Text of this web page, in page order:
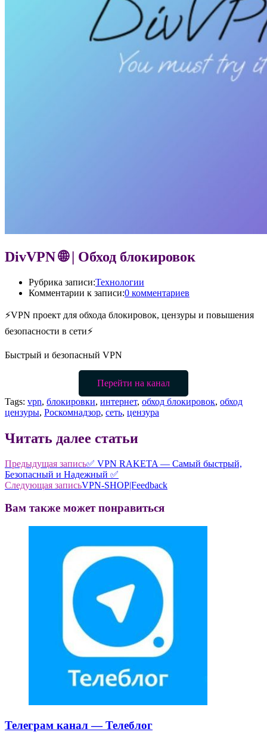
DivVPN 🌐 | Обход блокировок
Рубрика записи:Технологии
Комментарии к записи:0 комментариев
⚡️VPN проект для обхода блокировок, цензуры и повышения
безопасности в сети⚡️
Быстрый и безопасный VPN
Перейти на канал
Tags: vpn, блокировки, интернет, обход блокировок, обход
цензуры, Роскомнадзор, сеть, цензура
Читать далее статьи
Предыдущая запись✅ VPN RAKETA — Самый быстрый,
Безопасный и Надежный ✅
Следующая записьVPN-SHOP|Feedback
Вам также может понравиться
Телеграм канал — Телеблог